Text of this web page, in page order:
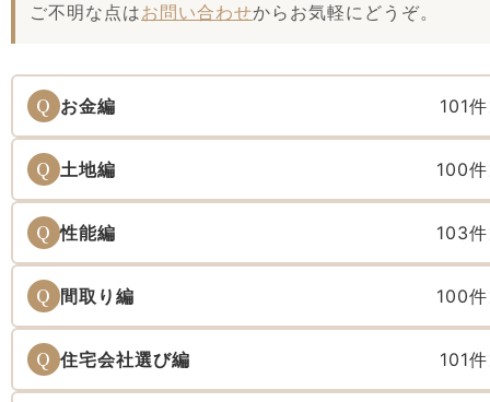
ご不明な点はお問い合わせからお気軽にどうぞ。
Q お金編 101件
Q 土地編 100件
Q 性能編 103件
Q 間取り編 100件
Q 住宅会社選び編 101件